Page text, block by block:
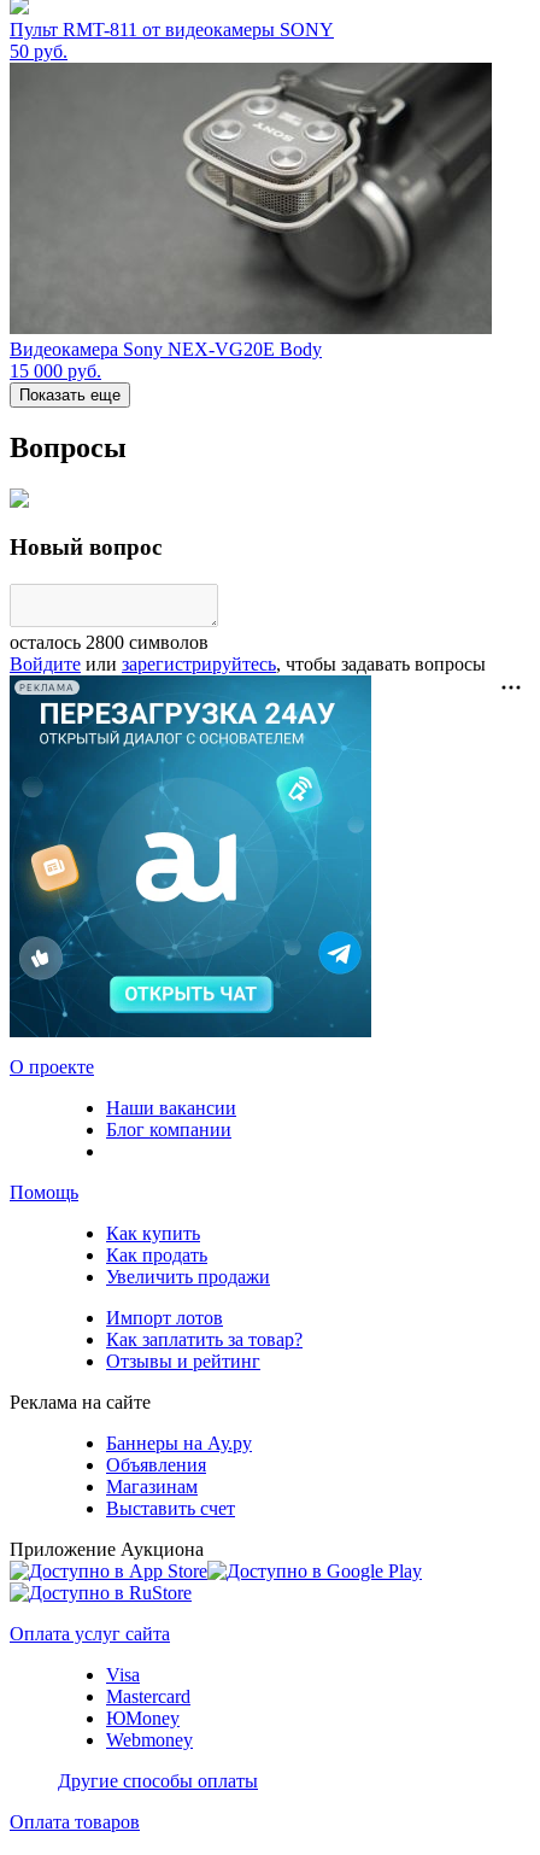
Пульт RMT-811 от видеокамеры SONY
50 руб.
Видеокамера Sony NEX-VG20E Body
15 000 руб.
Показать еще
Вопросы
Новый вопрос
осталось 2800 символов
Войдите или зарегистрируйтесь, чтобы задавать вопросы
РЕКЛАМА
О проекте
Наши вакансии
Блог компании
Помощь
Как купить
Как продать
Увеличить продажи
Импорт лотов
Как заплатить за товар?
Отзывы и рейтинг
Реклама на сайте
Баннеры на Ау.ру
Объявления
Магазинам
Выставить счет
Приложение Аукциона
Оплата услуг сайта
Visa
Mastercard
ЮMoney
Webmoney
Другие способы оплаты
Оплата товаров